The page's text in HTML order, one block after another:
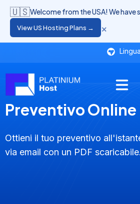
Lingua
🇺🇸Welcome from the USA! We have
View US Hosting Plans → ×
Preventivo Online
Ottieni il tuo preventivo
via email con un PDF scaricabile.